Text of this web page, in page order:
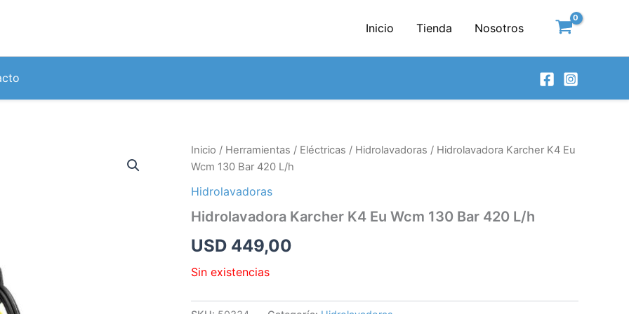
Inicio Tienda Nosotros
Inicio / Herramientas / Eléctricas / Hidrolavadoras / Hidrolavadora Karcher K4 Eu
Wcm 130 Bar 420 L/h
Hidrolavadoras
Hidrolavadora Karcher K4 Eu Wcm 130 Bar 420 L/h
USD 449,00
Sin existencias